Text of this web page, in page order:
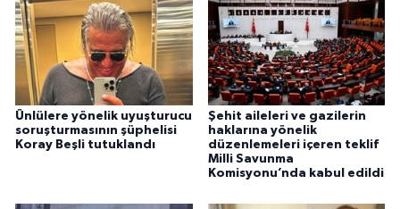
Ünlülere yönelik uyuşturucu
soruşturmasının şüphelisi
Koray Beşli tutuklandı
Şehit aileleri ve gazilerin
haklarına yönelik
düzenlemeleri içeren teklif
Milli Savunma
Komisyonu’nda kabul edildi